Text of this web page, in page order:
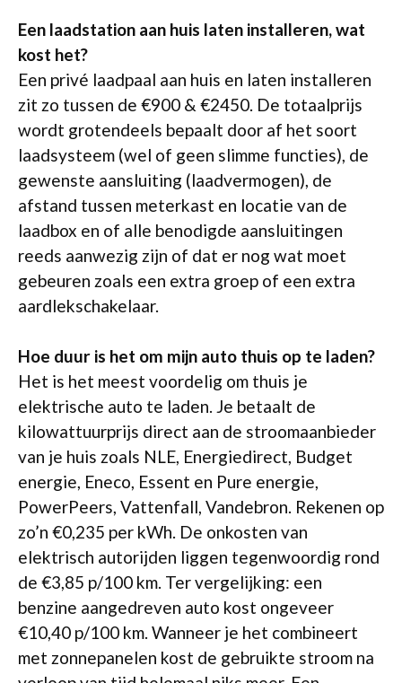
Een laadstation aan huis laten installeren, wat
kost het?
Een privé laadpaal aan huis en laten installeren
zit zo tussen de €900 & €2450. De totaalprijs
wordt grotendeels bepaalt door af het soort
laadsysteem (wel of geen slimme functies), de
gewenste aansluiting (laadvermogen), de
afstand tussen meterkast en locatie van de
laadbox en of alle benodigde aansluitingen
reeds aanwezig zijn of dat er nog wat moet
gebeuren zoals een extra groep of een extra
aardlekschakelaar.
Hoe duur is het om mijn auto thuis op te laden?
Het is het meest voordelig om thuis je
elektrische auto te laden. Je betaalt de
kilowattuurprijs direct aan de stroomaanbieder
van je huis zoals NLE, Energiedirect, Budget
energie, Eneco, Essent en Pure energie,
PowerPeers, Vattenfall, Vandebron. Rekenen op
zo’n €0,235 per kWh. De onkosten van
elektrisch autorijden liggen tegenwoordig rond
de €3,85 p/100 km. Ter vergelijking: een
benzine aangedreven auto kost ongeveer
€10,40 p/100 km. Wanneer je het combineert
met zonnepanelen kost de gebruikte stroom na